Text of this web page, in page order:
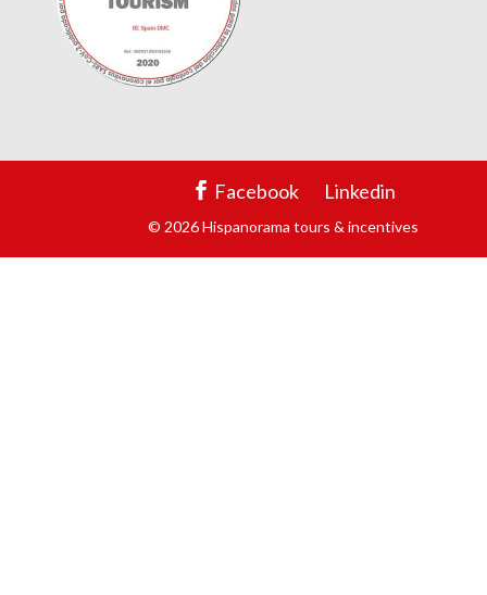
Facebook Linkedin
© 2026 Hispanorama tours & incentives